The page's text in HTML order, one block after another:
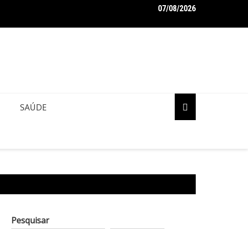
DESCASO: Concessionárias Âmbar e Águas de Manaus deixam a
07/08/2026
SAÚDE
Pesquisar